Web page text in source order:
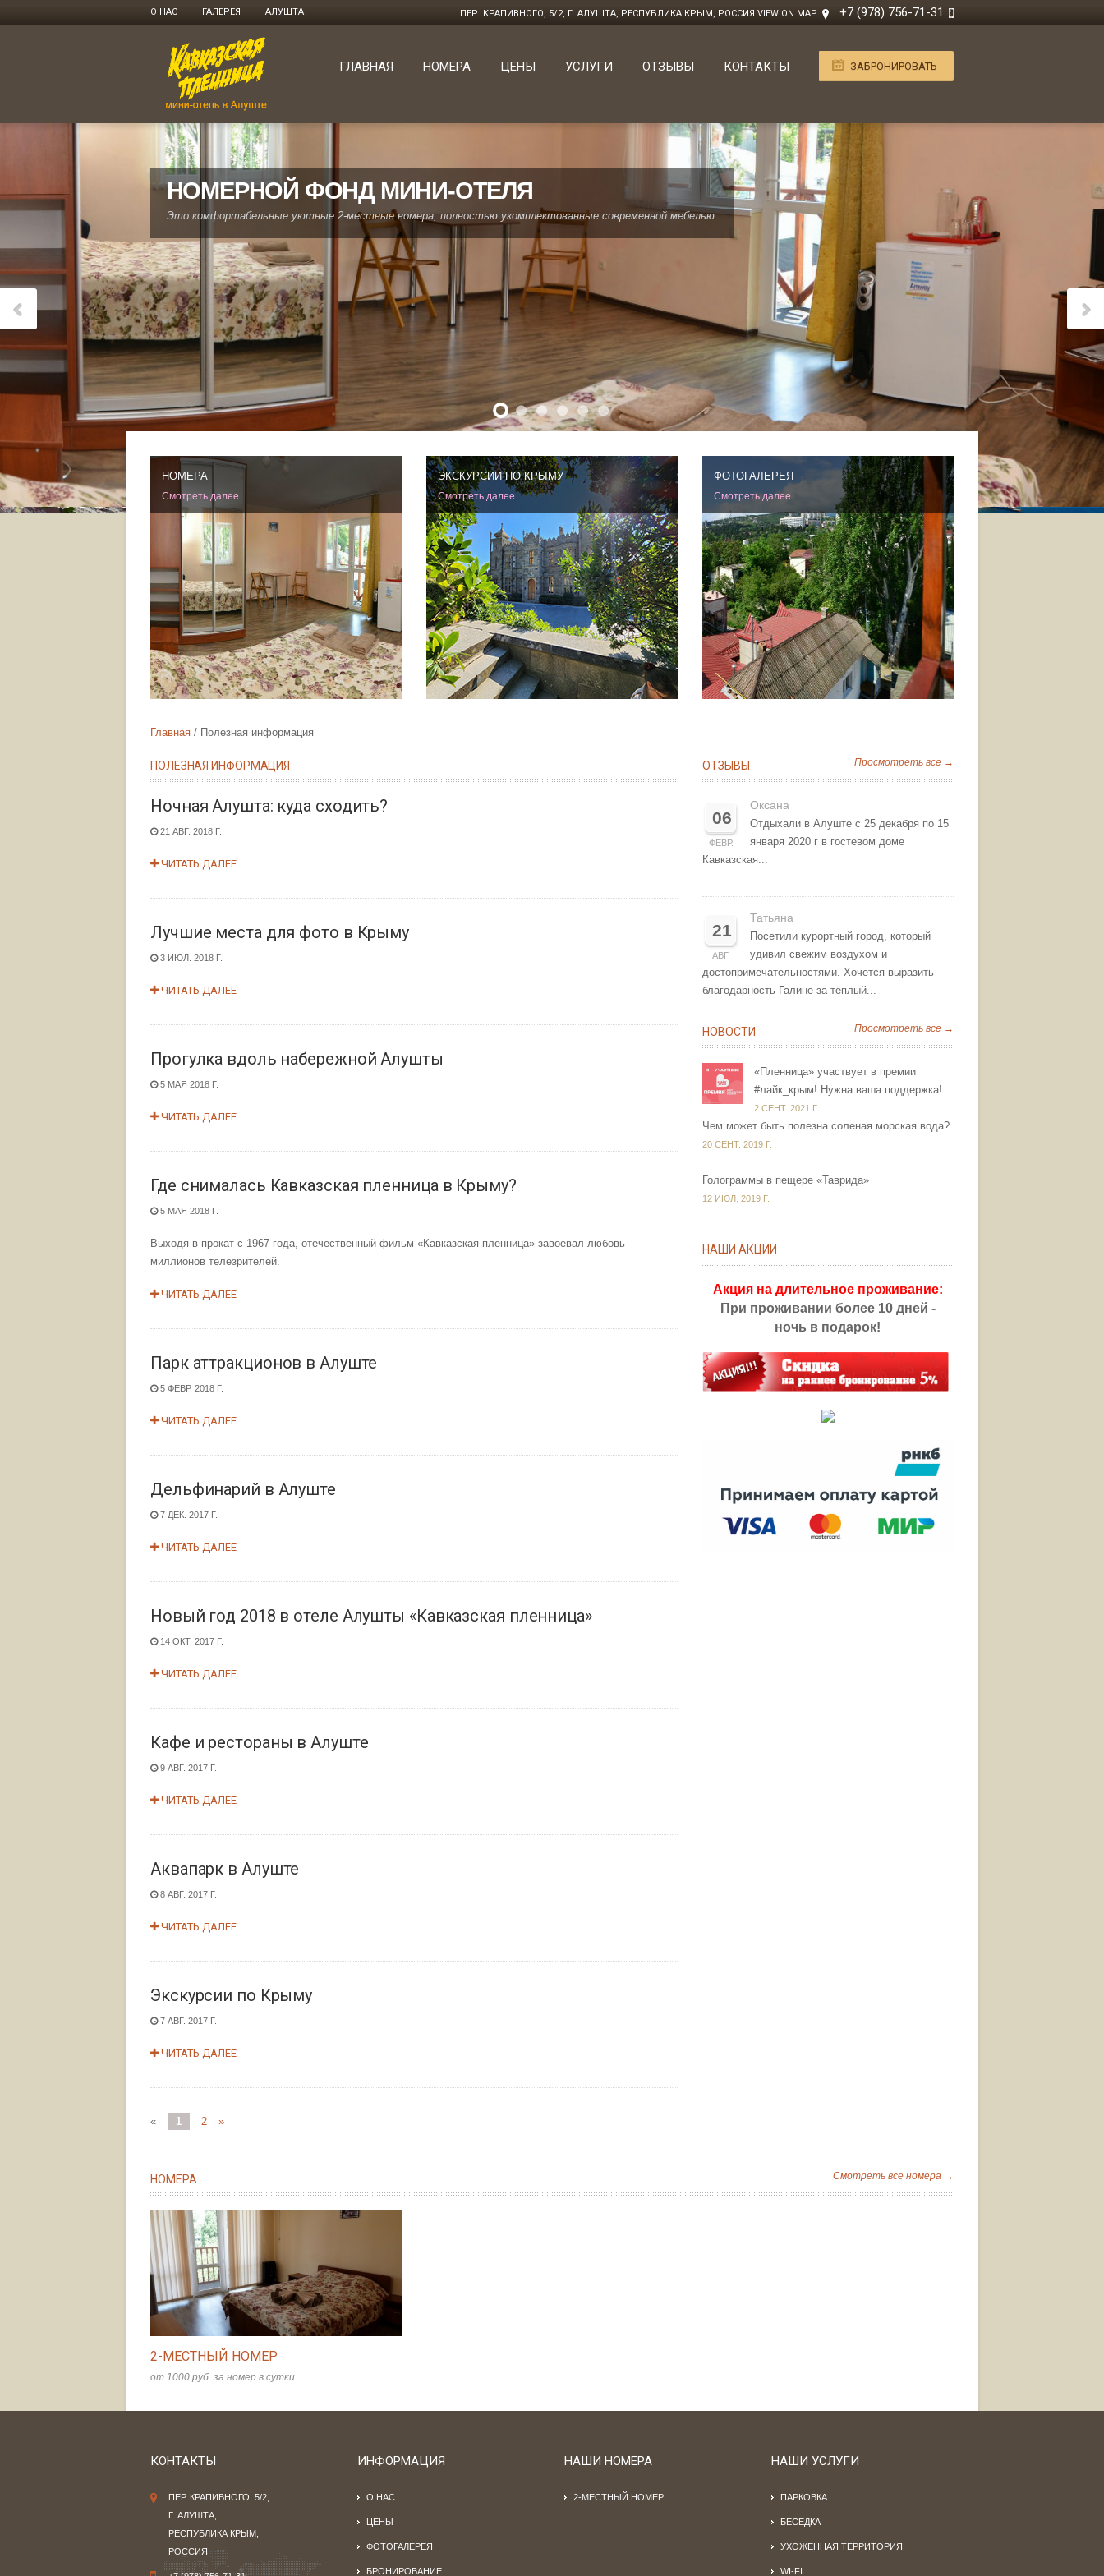
О НАС ГАЛЕРЕЯ АЛУШТА ПЕР. КРАПИВНОГО, 5/2, Г. АЛУШТА, РЕСПУБЛИКА КРЫМ, РОССИЯ VIEW ON MAP +7 (978) 756-71-31
ЗАБРОНИРОВАТЬ
ГЛАВНАЯ НОМЕРА ЦЕНЫ УСЛУГИ ОТЗЫВЫ КОНТАКТЫ
НОМЕРНОЙ ФОНД МИНИ-ОТЕЛЯ
Это комфортабельные уютные 2-местные номера, полностью укомплектованные современной мебелью.
НОМЕРА
Смотреть далее
ЭКСКУРСИИ ПО КРЫМУ
Смотреть далее
ФОТОГАЛЕРЕЯ
Смотреть далее
Главная Полезная информация
ПОЛЕЗНАЯ ИНФОРМАЦИЯ
Ночная Алушта: куда сходить?
21 АВГ. 2018 Г.
ЧИТАТЬ ДАЛЕЕ
Лучшие места для фото в Крыму
3 ИЮЛ. 2018 Г.
ЧИТАТЬ ДАЛЕЕ
Прогулка вдоль набережной Алушты
5 МАЯ 2018 Г.
ЧИТАТЬ ДАЛЕЕ
Где снималась Кавказская пленница в Крыму?
5 МАЯ 2018 Г.
Выходя в прокат с 1967 года, отечественный фильм «Кавказская пленница» завоевал любовь
миллионов телезрителей.
ЧИТАТЬ ДАЛЕЕ
Парк аттракционов в Алуште
5 ФЕВР. 2018 Г.
ЧИТАТЬ ДАЛЕЕ
Дельфинарий в Алуште
7 ДЕК. 2017 Г.
ЧИТАТЬ ДАЛЕЕ
Новый год 2018 в отеле Алушты «Кавказская пленница»
14 ОКТ. 2017 Г.
ЧИТАТЬ ДАЛЕЕ
Кафе и рестораны в Алуште
9 АВГ. 2017 Г.
ЧИТАТЬ ДАЛЕЕ
Аквапарк в Алуште
8 АВГ. 2017 Г.
ЧИТАТЬ ДАЛЕЕ
Экскурсии по Крыму
7 АВГ. 2017 Г.
ЧИТАТЬ ДАЛЕЕ
« 1 2 »
ОТЗЫВЫ Просмотреть все →
06
ФЕВР.
Оксана
Отдыхали в Алуште с 25 декабря по 15
января 2020 г в гостевом доме
Кавказская...
21
АВГ.
Татьяна
Посетили курортный город, который
удивил свежим воздухом и
достопримечательностями. Хочется выразить
благодарность Галине за тёплый...
НОВОСТИ Просмотреть все →
«Пленница» участвует в премии
#лайк_крым! Нужна ваша поддержка!
2 СЕНТ. 2021 Г.
Чем может быть полезна соленая морская вода?
20 СЕНТ. 2019 Г.
Голограммы в пещере «Таврида»
12 ИЮЛ. 2019 Г.
НАШИ АКЦИИ
Акция на длительное проживание:
При проживании более 10 дней -
ночь в подарок!
НОМЕРА Смотреть все номера →
2-МЕСТНЫЙ НОМЕР
от 1000 руб. за номер в сутки
КОНТАКТЫ
ПЕР. КРАПИВНОГО, 5/2,
Г. АЛУШТА,
РЕСПУБЛИКА КРЫМ,
РОССИЯ
ИНФОРМАЦИЯ
О НАС
ЦЕНЫ
ФОТОГАЛЕРЕЯ
БРОНИРОВАНИЕ
НАШИ НОМЕРА
2-МЕСТНЫЙ НОМЕР
НАШИ УСЛУГИ
ПАРКОВКА
БЕСЕДКА
УХОЖЕННАЯ ТЕРРИТОРИЯ
WI-FI